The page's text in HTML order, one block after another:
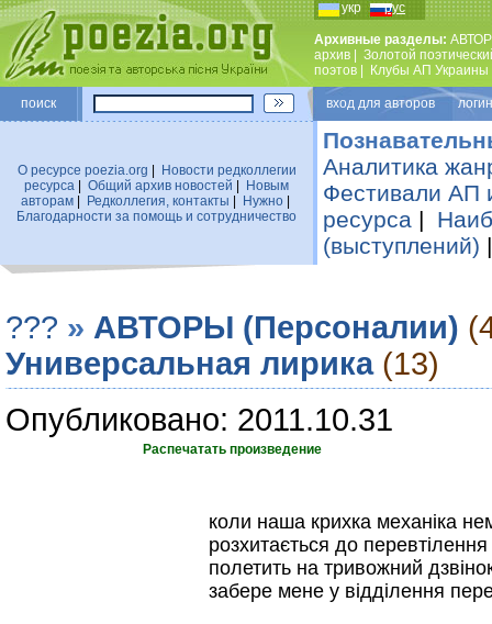
укр рус
Архивные разделы:
архив
Золотой
поэтов
Клубы АП Украины
поиск вход для авторов
О ресурсе poezia.org
Новости редколлегии
ресурса
Общий архив новостей
Новым
авторам| Редколлегия, контакты Нужно|
Благодарности за помощь и сотрудничество
Аналитика
Фестивали АП
ресурса |
(выступлений)
??? » АВТОРЫ (Персоналии)
Универсальная лирика (13)
Опубликовано: 2011.10.31
Распечатать произведение
коли наша крихка механіка
розхитається до
полетить на тривожний
забере мене у відділення